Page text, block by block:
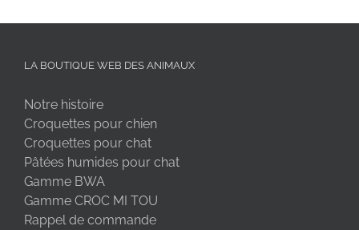
LA BOUTIQUE WEB DES ANIMAUX
Notre histoire
Croquettes pour chien
Croquettes pour chat
Pâtées humides pour chat
Gamme BWA
Gamme CROC MI TOU
Rappel de commande